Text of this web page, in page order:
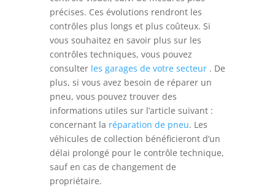
précises. Ces évolutions rendront les
contrôles plus longs et plus coûteux. Si
vous souhaitez en savoir plus sur les
contrôles techniques, vous pouvez
consulter les garages de votre secteur . De
plus, si vous avez besoin de réparer un
pneu, vous pouvez trouver des
informations utiles sur l’article suivant :
concernant la réparation de pneu. Les
véhicules de collection bénéficieront d’un
délai prolongé pour le contrôle technique,
sauf en cas de changement de
propriétaire.